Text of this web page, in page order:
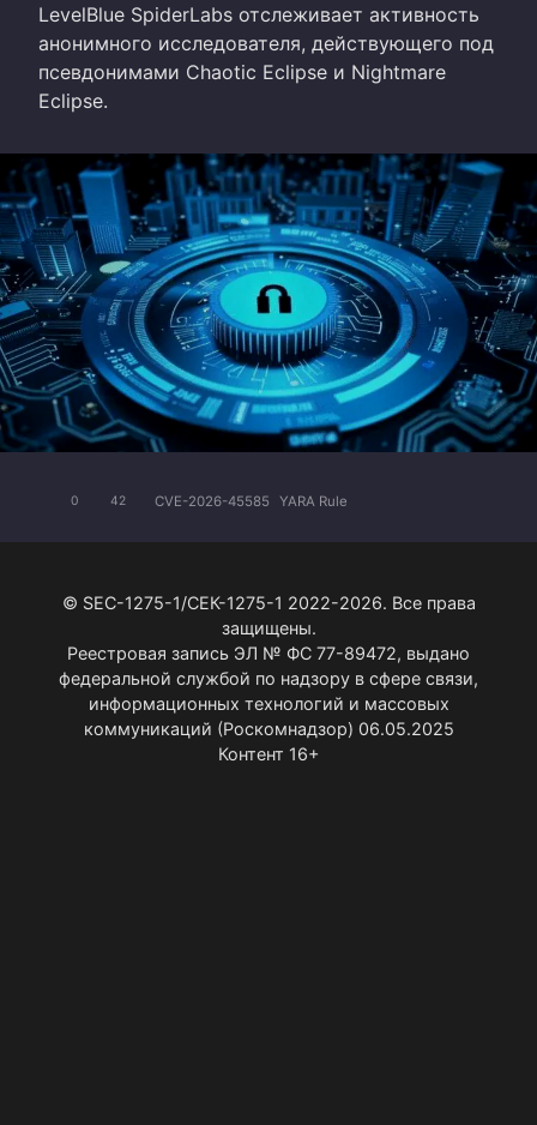
LevelBlue SpiderLabs отслеживает активность
анонимного исследователя, действующего под
псевдонимами Chaotic Eclipse и Nightmare
Eclipse.
0 42 CVE-2026-45585 YARA Rule
© SEC-1275-1/СЕК-1275-1 2022-2026. Все права
защищены.
Реестровая запись ЭЛ № ФС 77-89472, выдано
федеральной службой по надзору в сфере связи,
информационных технологий и массовых
коммуникаций (Роскомнадзор) 06.05.2025
Контент 16+